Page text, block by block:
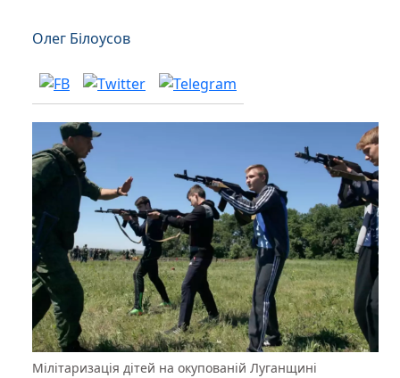
Олег Білоусов
Мілітаризація дітей на окупованій Луганщині